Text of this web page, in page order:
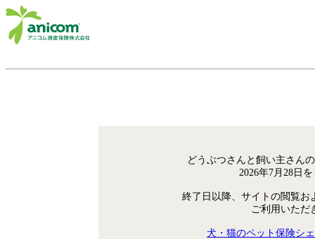
どうぶつさんと飼い主さん
2026年7月28日
終了日以降、サイトの閲覧お
ご利用いただ
犬・猫のペット保険シ